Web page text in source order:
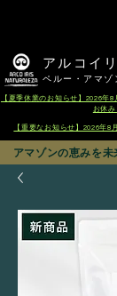
アルコイ
ペルー・アマゾ
【夏季休業のお知らせ】2026年
お休
【重要なお知らせ】2026年
アマゾンの恵みを